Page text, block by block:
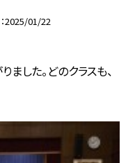
2025/01/22
した。どのクラスも、